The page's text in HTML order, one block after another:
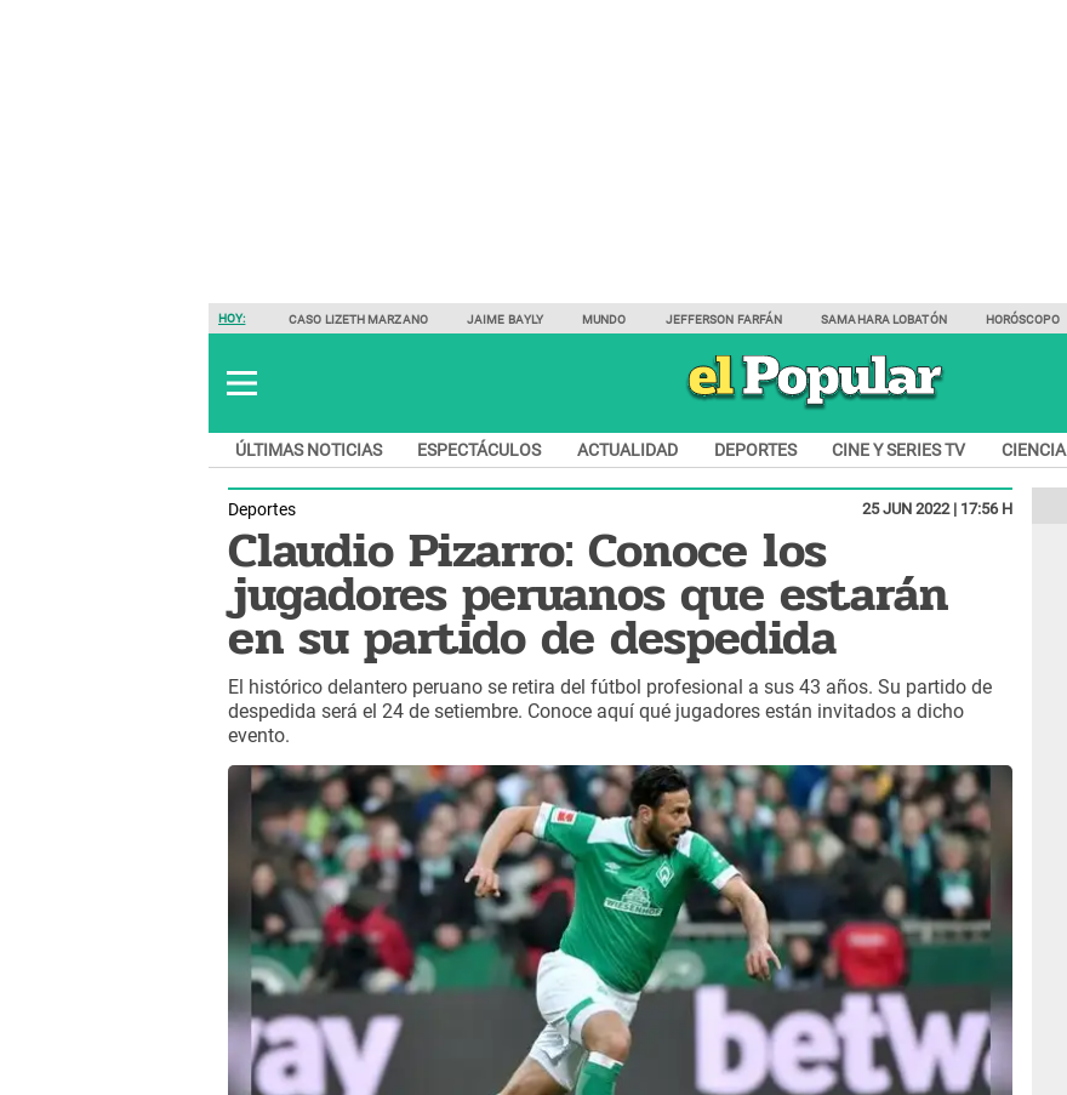
HOY: CASO LIZETH MARZANO JAIME BAYLY MUNDO JEFFERSON FARFÁN SAMAHARA LOBATÓN HORÓSCOPO
ÚLTIMAS NOTICIAS ESPECTÁCULOS ACTUALIDAD DEPORTES CINE Y SERIES TV CIENCIA
Deportes 25 JUN 2022 | 17:56 H
Claudio Pizarro: Conoce los
jugadores peruanos que estarán
en su partido de despedida
El histórico delantero peruano se retira del fútbol profesional a sus 43 años. Su partido de
despedida será el 24 de setiembre. Conoce aquí qué jugadores están invitados a dicho
evento.